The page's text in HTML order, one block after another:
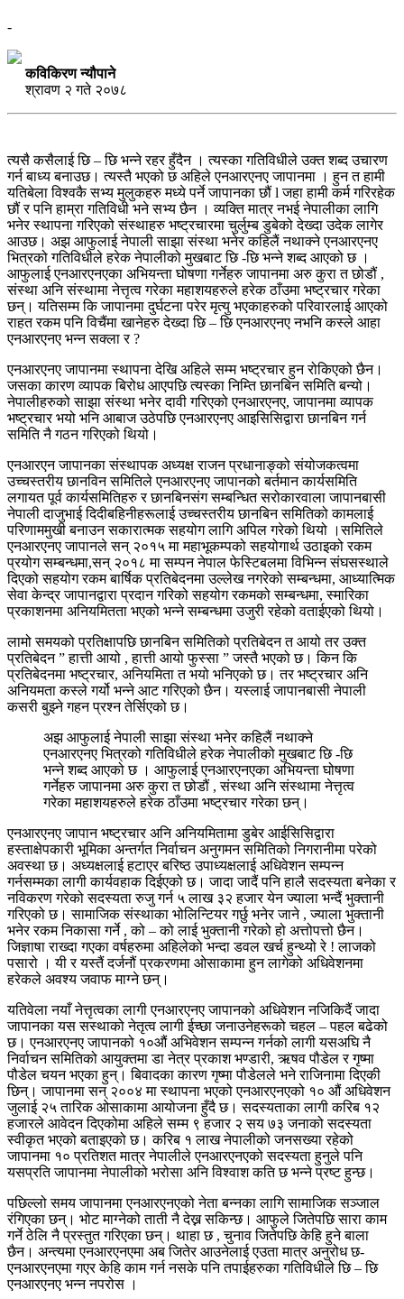
-
कविकिरण न्यौपाने
श्रावण २ गते २०७८
त्यसै कसैलाई छि – छि भन्ने रहर हुँदैन । त्यस्का गतिविधीले उक्त शब्द उचारण
गर्न बाध्य बनाउछ। त्यस्तै भएको छ अहिले एनआरएनए जापानमा । हुन त हामी
यतिबेला विश्वकै सभ्य मुलुकहरु मध्ये पर्ने जापानका छौं l जहा हामी कर्म गरिरहेक
छौं र पनि हाम्रा गतिविधी भने सभ्य छैन । व्यक्ति मात्र नभई नेपालीका लागि
भनेर स्थापना गरिएको संस्थाहरु भष्ट्रचारमा चुर्लुम्ब डुबेको देख्दा उदेक लागेर
आउछ। अझ आफुलाई नेपाली साझा संस्था भनेर कहिलैं नथाक्ने एनआरएनए
भित्रको गतिविधीले हरेक नेपालीको मुखबाट छि -छि भन्ने शब्द आएको छ ।
आफुलाई एनआरएनएका अभियन्ता घोषणा गर्नेहरु जापानमा अरु कुरा त छोडौं ,
संस्था अनि संस्थामा नेत्तृत्व गरेका महाशयहरुले हरेक ठाँउमा भष्ट्रचार गरेका
छन्। यतिसम्म कि जापानमा दुर्घटना परेर मृत्यु भएकाहरुको परिवारलाई आएको
राहत रकम पनि विचैंमा खानेहरु देख्दा छि – छि एनआरएनए नभनि कस्ले आहा
एनआरएनए भन्न सक्ला र ?
एनआरएनए जापानमा स्थापना देखि अहिले सम्म भष्ट्रचार हुन रोकिएको छैन।
जसका कारण व्यापक बिरोध आएपछि त्यस्का निम्ति छानबिन समिति बन्यो।
नेपालीहरुको साझा संस्था भनेर दावी गरिएको एनआरएनए, जापानमा व्यापक
भष्ट्रचार भयो भनि आबाज उठेपछि एनआरएनए आइसिसिद्वारा छानबिन गर्न
समिति नै गठन गरिएको थियो।
एनआरएन जापानका संस्थापक अध्यक्ष राजन प्रधानाङ्को संयोजकत्वमा
उच्चस्तरीय छानविन समितिले एनआरएनए जापानको बर्तमान कार्यसमिति
लगायत पूर्व कार्यसमितिहरु र छानबिनसंग सम्बन्धित सरोकारवाला जापानबासी
नेपाली दाजुभाई दिदीबहिनीहरूलाई उच्चस्तरीय छानबिन समितिको कामलाई
परिणाममुखी बनाउन सकारात्मक सहयोग लागि अपिल गरेको थियो ।समितिले
एनआरएनए जापानले सन्‌ २०१५ मा महाभूकम्पको सहयोगार्थ उठाइको रकम
प्रयोग सम्बन्धमा,सन्‌ २०१८ मा सम्पन नेपाल फेस्टिबलमा विभिन्न संघसस्थाले
दिएको सहयोग रकम बार्षिक प्रतिबेदनमा उल्लेख नगरेको सम्बन्धमा, आध्यात्मिक
सेवा केन्द्र जापानद्वारा प्रदान गरिको सहयोग रकमको सम्बन्धमा, स्मारिका
प्रकाशनमा अनियमितता भएको भन्ने सम्बन्धमा उजुरी रहेको वताईएको थियो।
लामो समयको प्रतिक्षापछि छानबिन समितिको प्रतिबेदन त आयो तर उक्त
प्रतिबेदन ” हात्ती आयो , हात्ती आयो फुस्सा ” जस्तै भएको छ। किन कि
प्रतिबेदनमा भष्ट्रचार, अनियमिता त भयो भनिएको छ। तर भष्ट्रचार अनि
अनियमता कस्ले गर्यो भन्ने आट गरिएको छैन। यस्लाई जापानबासी नेपाली
कसरी बुझ्ने गहन प्रश्न तेर्सिएको छ।
अझ आफुलाई नेपाली साझा संस्था भनेर कहिलैं नथाक्ने
एनआरएनए भित्रको गतिविधीले हरेक नेपालीको मुखबाट छि -छि
भन्ने शब्द आएको छ । आफुलाई एनआरएनएका अभियन्ता घोषणा
गर्नेहरु जापानमा अरु कुरा त छोडौं , संस्था अनि संस्थामा नेत्तृत्व
गरेका महाशयहरुले हरेक ठाँउमा भष्ट्रचार गरेका छन्।
एनआरएनए जापान भष्ट्रचार अनि अनियमितामा डुबेर आईसिसिद्वारा
हस्ताक्षेपकारी भूमिका अन्तर्गत निर्वाचन अनुगमन समितिको निगरानीमा परेको
अवस्था छ। अध्यक्षलाई हटाएर बरिष्ठ उपाध्यक्षलाई अधिवेशन सम्पन्न
गर्नसम्मका लागी कार्यवहाक दिईएको छ। जादा जादैं पनि हालै सदस्यता बनेका र
नविकरण गरेको सदस्यता रुजु गर्न ५ लाख ३२ हजार येन ज्याला भन्दैं भुक्तानी
गरिएको छ। सामाजिक संस्थाका भोलिन्टियर गर्छु भनेर जाने , ज्याला भुक्तानी
भनेर रकम निकासा गर्ने , को – को लाई भुक्तानी गरेको हो अत्तोपत्तो छैन।
जिज्ञाषा राख्दा गएका वर्षहरुमा अहिलेको भन्दा डवल खर्च हुन्थ्यो रे ! लाजको
पसारो । यी र यस्तैं दर्जनौं प्रकरणमा ओसाकामा हुन लागेको अधिवेशनमा
हरेकले अवश्य जवाफ माग्ने छन्।
यतिवेला नयाँ नेत्तृत्वका लागी एनआरएनए जापानको अधिवेशन नजिकिदैं जादा
जापानका यस सस्थाको नेतृत्व लागी ईच्छा जनाउनेहरूको चहल – पहल बढेको
छ। एनआरएनए जापानको १०औं अभिवेशन सम्पन्न गर्नको लागी यसअघि नै
निर्वाचन समितिको आयुक्तमा डा नेत्र प्रकाश भण्डारी, ऋषव पौडेल र गृष्मा
पौडेल चयन भएका हुन्। बिवादका कारण गृष्मा पौडेलले भने राजिनामा दिएकी
छिन्। जापानमा सन् २००४ मा स्थापना भएको एनआरएनएको १० औं अधिवेशन
जुलाई २५ तारिक ओसाकामा आयोजना हुँदै छ। सदस्यताका लागी करिब १२
हजारले आवेदन दिएकोमा अहिले सम्म ९ हजार २ सय ७३ जनाको सदस्यता
स्वीकृत भएको बताइएको छ। करिब १ लाख नेपालीको जनसख्या रहेको
जापानमा १० प्रतिशत मात्र नेपालीले एनआरएनएको सदस्यता हुनुले पनि
यसप्रति जापानमा नेपालीको भरोसा अनि विश्वाश कति छ भन्ने प्रष्ट हुन्छ।
पछिल्लो समय जापानमा एनआरएनएको नेता बन्नका लागि सामाजिक सञ्जाल
रंगिएका छन्। भोट माग्नेको ताती नै देख्न सकिन्छ। आफुले जितेपछि सारा काम
गर्ने ठेलि नै प्रस्तुत गरिएका छन्। थाहा छ , चुनाव जितेपछि केहि हुने बाला
छैन। अन्त्यमा एनआरएनएमा अब जितेर आउनेलाई एउता मात्र अनुरोध छ-
एनआरएनएमा गएर केहि काम गर्न नसके पनि तपाईहरुका गतिविधीले छि – छि
एनआरएनए भन्न नपरोस ।